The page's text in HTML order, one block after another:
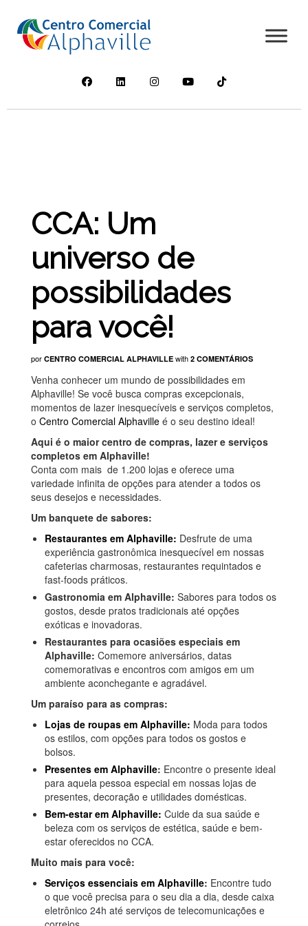
CCA: Um
universo de
possibilidades
para você!
por CENTRO COMERCIAL ALPHAVILLE with 2 COMENTÁRIOS
Venha conhecer um mundo de possibilidades em
Alphaville! Se você busca compras excepcionais,
momentos de lazer inesquecíveis e serviços completos,
o Centro Comercial Alphaville é o seu destino ideal!
Aqui é o maior centro de compras, lazer e serviços
completos em Alphaville!
Conta com mais de 1.200 lojas e oferece uma
variedade infinita de opções para atender a todos os
seus desejos e necessidades.
Um banquete de sabores:
Restaurantes em Alphaville: Desfrute de uma
experiência gastronômica inesquecível em nossas
cafeterias charmosas, restaurantes requintados e
fast-foods práticos.
Gastronomia em Alphaville: Sabores para todos os
gostos, desde pratos tradicionais até opções
exóticas e inovadoras.
Restaurantes para ocasiões especiais em
Alphaville: Comemore aniversários, datas
comemorativas e encontros com amigos em um
ambiente aconchegante e agradável.
Um paraíso para as compras:
Lojas de roupas em Alphaville: Moda para todos
os estilos, com opções para todos os gostos e
bolsos.
Presentes em Alphaville: Encontre o presente ideal
para aquela pessoa especial em nossas lojas de
presentes, decoração e utilidades domésticas.
Bem-estar em Alphaville: Cuide da sua saúde e
beleza com os serviços de estética, saúde e bem-
estar oferecidos no CCA.
Muito mais para você:
Serviços essenciais em Alphaville: Encontre tudo
o que você precisa para o seu dia a dia, desde caixa
eletrônico 24h até serviços de telecomunicações e